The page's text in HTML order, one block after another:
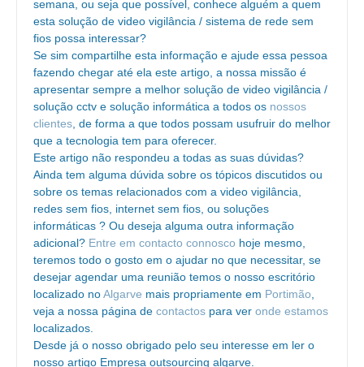
semana, ou seja que possível, conhece alguém a quem
esta solução de video vigilância / sistema de rede sem
fios possa interessar?
Se sim compartilhe esta informação e ajude essa pessoa
fazendo chegar até ela este artigo, a nossa missão é
apresentar sempre a melhor solução de video vigilância /
solução cctv e solução informática a todos os nossos
clientes , de forma a que todos possam usufruir do melhor
que a tecnologia tem para oferecer.
Este artigo não respondeu a todas as suas dúvidas?
Ainda tem alguma dúvida sobre os tópicos discutidos ou
sobre os temas relacionados com a video vigilância,
redes sem fios, internet sem fios, ou soluções
informáticas ? Ou deseja alguma outra informação
adicional? Entre em contacto connosco hoje mesmo,
teremos todo o gosto em o ajudar no que necessitar, se
desejar agendar uma reunião temos o nosso escritório
localizado noAlgarve mais propriamente em Portimão
veja a nossa página de contactos para ver onde estamos
localizados.
Desde já o nosso obrigado pelo seu interesse em ler o
nosso artigo Empresa outsourcing algarve.